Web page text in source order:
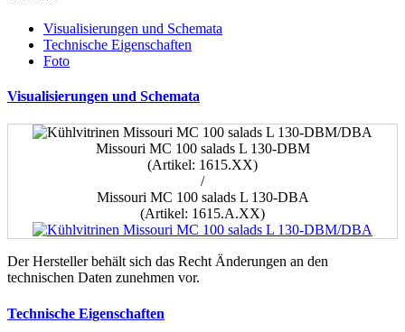
Visualisierungen und Schemata
Technische Eigenschaften
Foto
Visualisierungen und Schemata
Missouri MC 100 salads L 130-DBM
(Artikel: 1615.XX)
/
Missouri MC 100 salads L 130-DBA
(Artikel: 1615.A.XX)
Der Hersteller behält sich das Recht Änderungen an den
technischen Daten zunehmen vor.
Technische Eigenschaften